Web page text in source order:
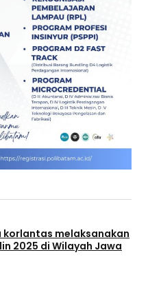
korlantas melaksanakan
2025 di Wilayah Jawa